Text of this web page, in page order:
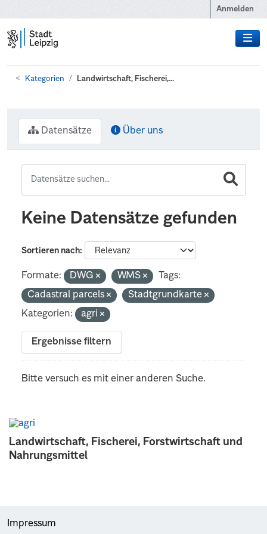
Anmelden
Kategorien Landwirtschaft, Fischerei,...
Landwirtschaft, Fischerei, Forstwirtschaft und
Nahrungsmittel
Datensätze Über uns
Keine Datensätze gefunden
Sortieren nach
Formate: DWG WMS
Tags:
Cadastral parcels
Stadtgrundkarte
Kategorien:
agri
Ergebnisse filtern
Bitte versuch es mit einer anderen Suche.
Impressum